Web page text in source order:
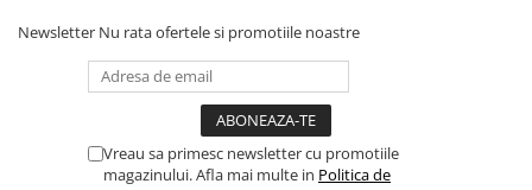
Newsletter Nu rata ofertele si promotiile noastre
Vreau sa primesc newsletter cu promotiile
magazinului. Afla mai multe in Politica de